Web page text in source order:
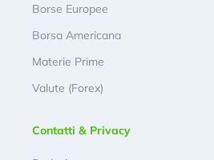
Borse Europee
Borsa Americana
Materie Prime
Valute (Forex)
Contatti & Privacy